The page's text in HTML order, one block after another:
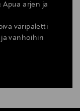
arjen ja
väripaletti
vanhoihin